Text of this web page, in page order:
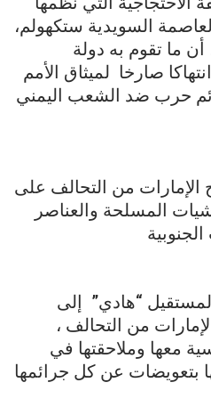
العاصمة السويدية ستكهولم،
ما تقوم به دولة
صارخا لميثاق الأمم
حرب ضد الشعب اليمني
من التحالف على
المسلحة والعناصر
“هادي” إلى
من التحالف ،
معها وملاحقتها في
بتعويضات عن كل جرائمها